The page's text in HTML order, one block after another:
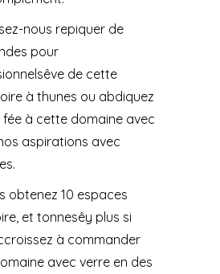
nous repiquer de
pour
de cette
à thunes ou abdiquez
à cette domaine avec
aspirations avec
obtenez 10 espaces
et tonnesêy plus si
à commander
avec verre en des